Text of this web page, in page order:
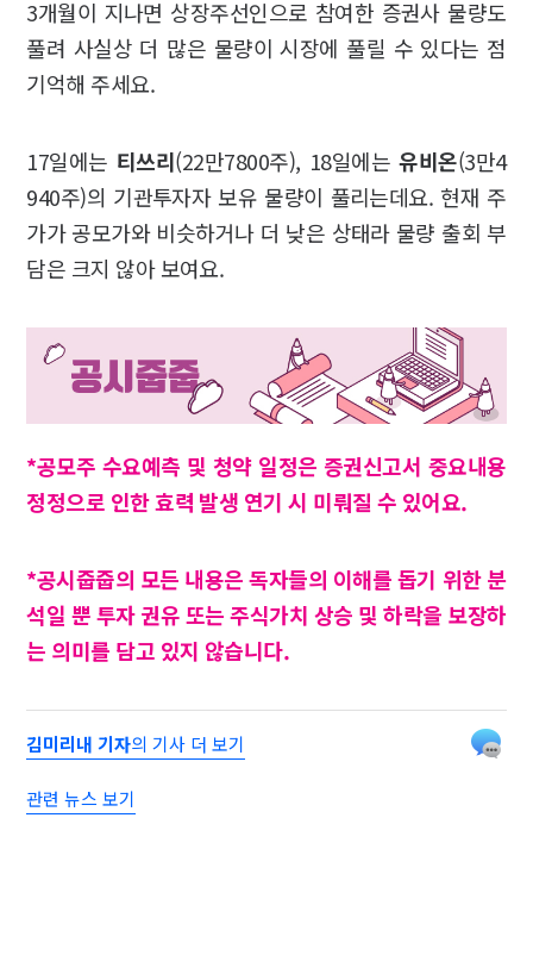
3개월이 지나면 상장주선인으로 참여한 증권사 물량도
풀려 사실상 더 많은 물량이 시장에 풀릴 수 있다는 점
기억해 주세요.
17일에는 티쓰리(22만7800주), 18일에는유비온(3만4
940주)의 기관투자자 보유 물량이 풀리는데요. 현재 주
가가 공모가와 비슷하거나 더 낮은 상태라 물량 출회 부
담은 크지 않아 보여요.
*공모주 수요예측 및 청약 일정은 증권신고서 중요내용
정정으로 인한 효력 발생 연기 시 미뤄질 수 있어요.
*공시줍줍의 모든 내용은 독자들의 이해를 돕기 위한 분
석일 뿐 투자 권유 또는 주식가치 상승 및 하락을 보장하
는 의미를 담고 있지 않습니다.
김미리내 기자의 기사 더 보기
관련 뉴스 보기